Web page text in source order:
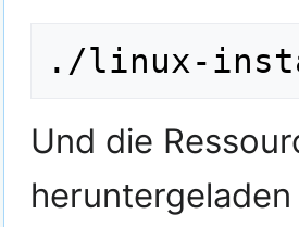
Und die